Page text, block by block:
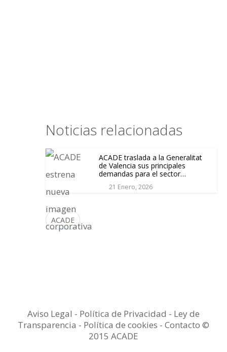
Noticias relacionadas
21 Enero, 2026
ACADE traslada a la Generalitat
de Valencia sus principales
demandas para el sector
ACADE
Aviso Legal - Política de Privacidad - Ley de
Transparencia - Política de cookies - Contacto ©
2015 ACADE